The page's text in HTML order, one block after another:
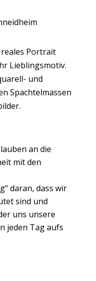
Portrait
Lieblingsmotiv.
und
Spachtelmassen
an die
mit den
daran, dass wir
sind und
uns unsere
jeden Tag aufs